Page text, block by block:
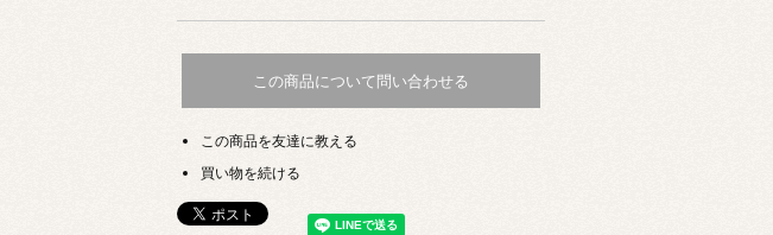
この商品について問い合わせる
この商品を友達に教える
買い物を続ける